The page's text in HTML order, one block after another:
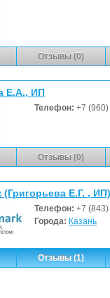
Отзывы (0)
Е.А., ИП
Телефон: +7 (960)
Отзывы (0)
Е.Г. , ИП)
Телефон: +7 (843)
Города: Казань
Отзывы (1)